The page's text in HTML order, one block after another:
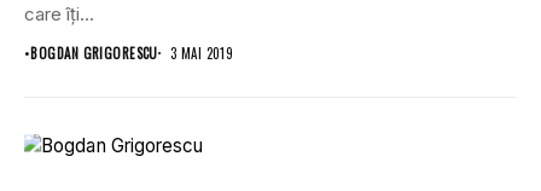
care îți...
•BOGDAN GRIGORESCU 3 MAI 2019